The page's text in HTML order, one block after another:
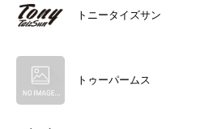
トニータイズサン
トゥーパームス